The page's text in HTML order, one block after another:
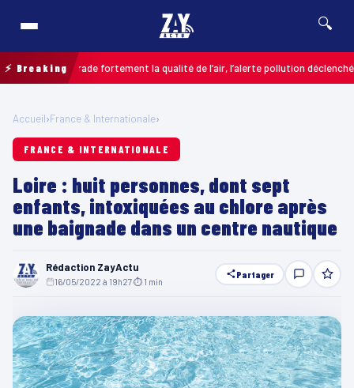
🔍
⚡ Breaking
dégrade fortement la qualité de l’air, l’alerte pollution déclenchée
Accueil›France & Internationale›
FRANCE & INTERNATIONALE
Loire : huit personnes, dont sept
enfants, intoxiquées au chlore après
une baignade dans un centre nautique
Rédaction ZayActu
16/05/2022 à 19h27⏱ 1 min
Partager